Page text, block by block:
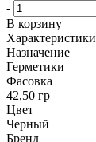
-
В корзину
Характеристики
Назначение
Герметики
Фасовка
42,50 гр
Цвет
Черный
Бренд